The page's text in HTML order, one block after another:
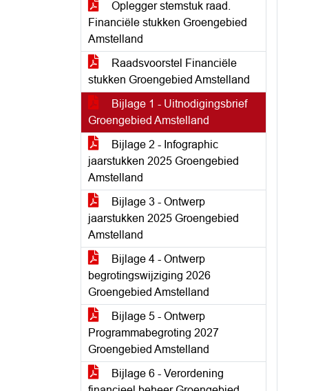
Oplegger stemstuk raad.
Financiële stukken Groengebied
Amstelland
Raadsvoorstel Financiële
stukken Groengebied Amstelland
Bijlage 1 - Uitnodigingsbrief
Groengebied Amstelland
Bijlage 2 - Infographic
jaarstukken 2025 Groengebied
Amstelland
Bijlage 3 - Ontwerp
jaarstukken 2025 Groengebied
Amstelland
Bijlage 4 - Ontwerp
begrotingswijziging 2026
Groengebied Amstelland
Bijlage 5 - Ontwerp
Programmabegroting 2027
Groengebied Amstelland
Bijlage 6 - Verordening